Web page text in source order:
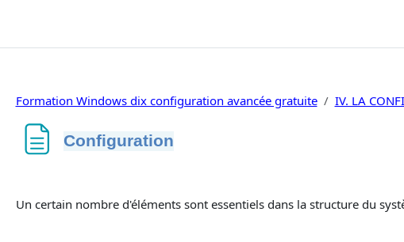
Formation Windows dix configuration avancée gratuite
IV. LA
Configuration
Un certain nombre d'éléments sont essentiels dans la structure du